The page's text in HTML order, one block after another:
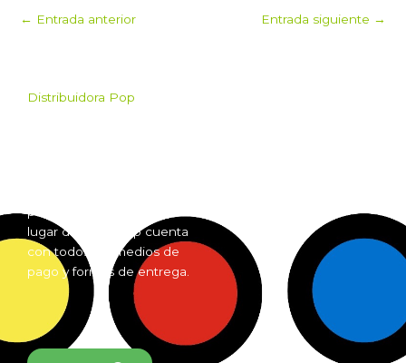
← Entrada anterior Entrada siguiente →
Distribuidora Pop
por mayor desde cualquier
lugar del país. Pop cuenta
con todos los medios de
pago y formas de entrega.